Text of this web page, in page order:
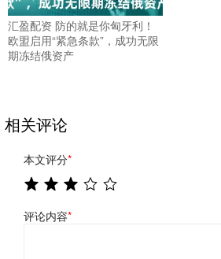
汇盈配资 防的就是你匈牙利！
欧盟启用“紧急条款”，成功无限
期冻结俄资产
相关评论
本文评分*
评论内容*